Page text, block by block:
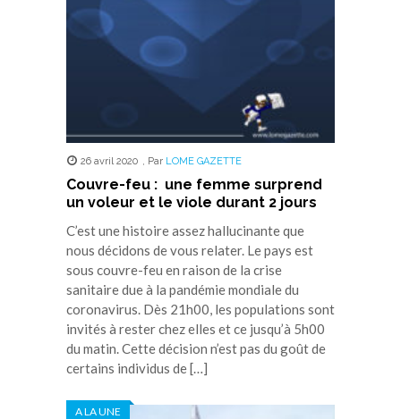
26 avril 2020 , Par LOME GAZETTE
Couvre-feu : une femme surprend
un voleur et le viole durant 2 jours
C’est une histoire assez hallucinante que
nous décidons de vous relater. Le pays est
sous couvre-feu en raison de la crise
sanitaire due à la pandémie mondiale du
coronavirus. Dès 21h00, les populations sont
invités à rester chez elles et ce jusqu’à 5h00
du matin. Cette décision n’est pas du goût de
certains individus de […]
A LA UNE